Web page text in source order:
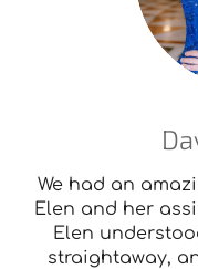
We had an
Elen and her
Elen
straightaway,